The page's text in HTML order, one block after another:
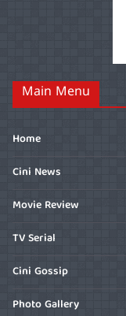
Main Menu
Home
Cini News
Movie Review
TV Serial
Cini Gossip
Photo Gallery